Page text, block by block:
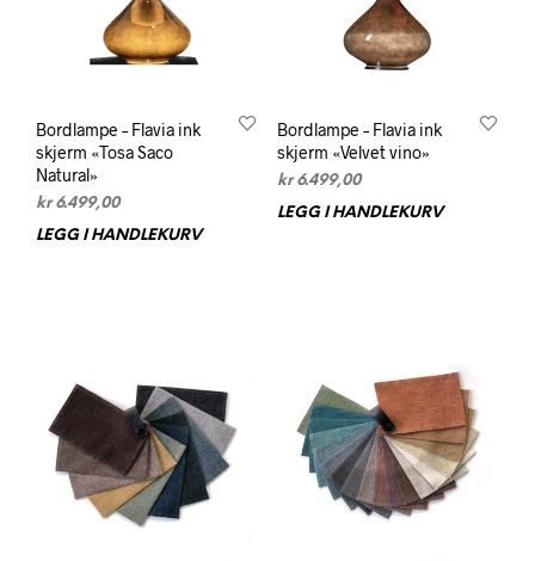
Bordlampe – Flavia ink
skjerm «Tosa Saco
Natural»
kr6.499,00
LEGG I HANDLEKURV
Bordlampe – Flavia ink
skjerm «Velvet vino»
kr6.499,00
LEGG I HANDLEKURV